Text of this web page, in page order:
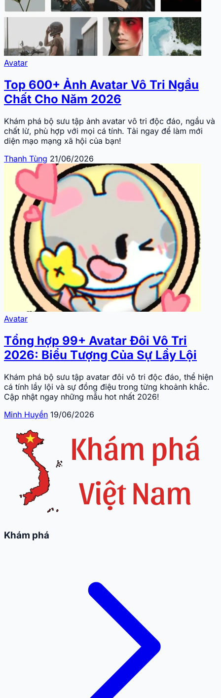
Avatar
Top 600+ Ảnh Avatar Vô Tri Ngầu
Chất Cho Năm 2026
Khám phá bộ sưu tập ảnh avatar vô tri độc đáo, ngầu và
chất lừ, phù hợp với mọi cá tính. Tải ngay để làm mới
diện mạo mạng xã hội của bạn!
Thanh Tùng 21/06/2026
Avatar
Tổng hợp 99+ Avatar Đôi Vô Tri
2026: Biểu Tượng Của Sự Lầy Lội
Khám phá bộ sưu tập avatar đôi vô tri độc đáo, thể hiện
cá tính lầy lội và sự đồng điệu trong từng khoảnh khắc.
Cập nhật ngay những mẫu hot nhất 2026!
Minh Huyền 19/06/2026
Khám phá